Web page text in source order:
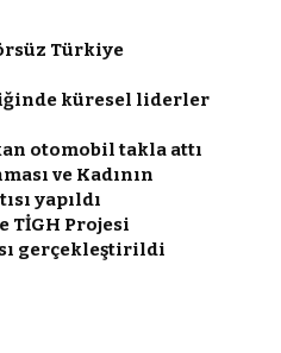
Türkiye
küresel liderler
otomobil takla attı
ve Kadının
yapıldı
TİGH Projesi
gerçekleştirildi